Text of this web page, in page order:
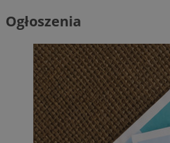
Ogłoszenia